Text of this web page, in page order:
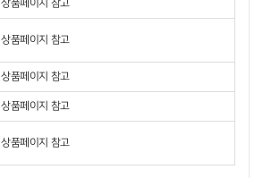
상품페이지 참고
상품페이지 참고
상품페이지 참고
상품페이지 참고
상품페이지 참고